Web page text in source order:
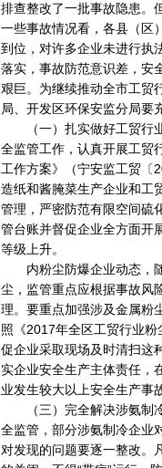
排查整改了一批事故隐患。
一些事故情况看，各县（区
到位，对许多企业未进行执
落实，事故防范意识差，安
艰巨。为继续推动全市工贸
局、开发区环保安监分局要
（一）扎实做好工贸行业
全监管工作，认真开展工贸
工作方案》（宁安监工贸〔
造纸和酱腌菜生产企业和工
管理，严密防范有限空间硫
管台账并督促企业全方面开
等级上升。
内粉尘防爆企业动态，随
尘，监管重点应根据事故风
理。要重点加强涉及金属粉
照《2017年全区工贸行业
促企业采取现场及时清扫这
实企业安全生产主体责任，
业发生较大以上安全生产事
（三）完全解决涉氨制冷
全监管，部分涉氨制冷企业
对发现的问题要逐一整改。